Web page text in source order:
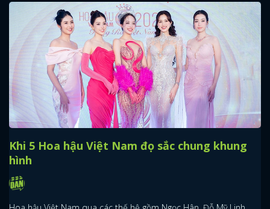
Khi 5 Hoa hậu Việt Nam đọ sắc chung khung
hình